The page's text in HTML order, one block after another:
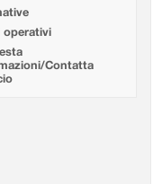
operativi
Contatta